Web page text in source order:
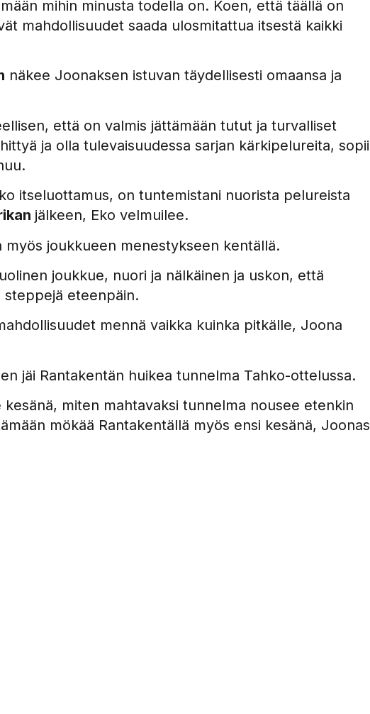
mihin minusta todella on. Koen, että täällä on
mahdollisuudet saada ulosmitattua itsestä kaikki
näkee Joonaksen istuvan täydellisesti omaansa ja
että on valmis jättämään tutut ja turvalliset
ja olla tulevaisuudessa sarjan kärkipelureita, sopii
itseluottamus, on tuntemistani nuorista pelureista
jälkeen, Eko velmuilee.
joukkueen menestykseen kentällä.
joukkue, nuori ja nälkäinen ja uskon, että
steppejä eteenpäin.
mennä vaikka kuinka pitkälle, Joona
jäi Rantakentän huikea tunnelma Tahko-ottelussa.
miten mahtavaksi tunnelma nousee etenkin
mökää Rantakentällä myös ensi kesänä, Joonas